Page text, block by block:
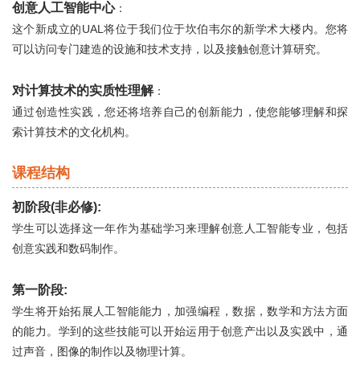
创意人工智能中心：
这个新成立的UAL将位于我们位于坎伯韦尔的新学术大楼内。您将
可以访问专门建造的设施和技术支持，以及接触创意计算研究。
对计算技术的实质性理解：
通过创造性实践，您还将培养自己的创新能力，使您能够理解和探
索计算技术的文化机构。
课程结构
初阶段(非必修):
学生可以选择这一年作为基础学习来理解创意人工智能专业，包括
创意实践和数码制作。
第一阶段:
学生将开始拓展人工智能能力，加强编程，数据，数学和方法方面
的能力。学到的这些技能可以开始运用于创意产出以及实践中，通
过声音，图像的制作以及物理计算。